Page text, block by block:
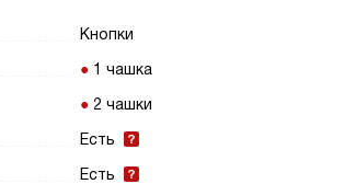
Кнопки
1 чашка
2 чашки
Есть
Есть